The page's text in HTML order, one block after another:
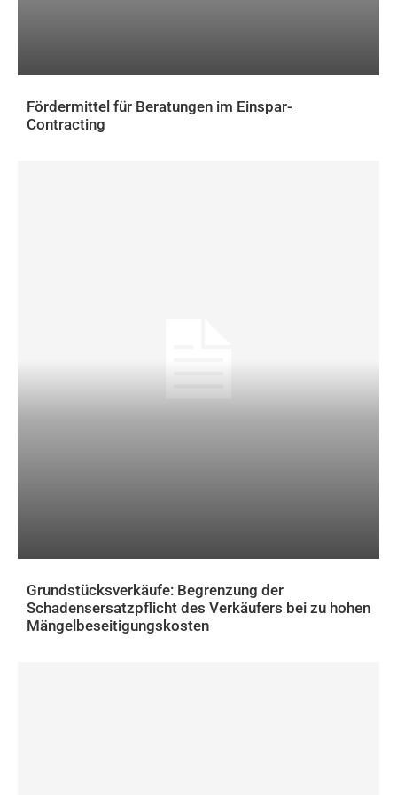
Fördermittel für Beratungen im Einspar-
Contracting
Grundstücksverkäufe: Begrenzung der
Schadensersatzpflicht des Verkäufers bei zu hohen
Mängelbeseitigungskosten